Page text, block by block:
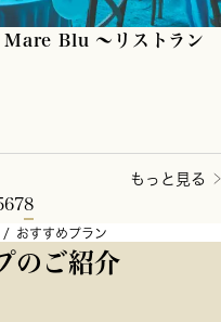
Blu ～リストラン
もっと見る
678
おすすめプラン
のご紹介